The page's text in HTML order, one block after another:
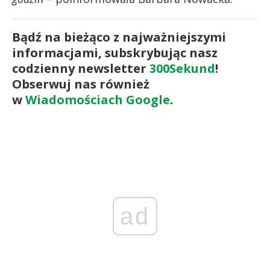
Bądź na bieżąco z najważniejszymi
informacjami, subskrybując nasz
codzienny newsletter 300Sekund!
Obserwuj nas również
wWiadomościach Google.
ad